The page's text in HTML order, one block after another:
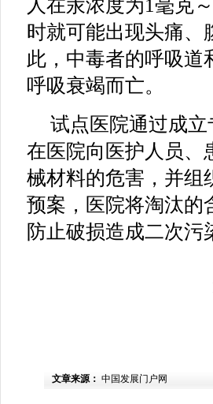
人在汞浓度为1毫克
时就可能出现头痛、
此，中毒者的呼吸道
呼吸衰竭而亡。
试点医院通过成
在医院向医护人员、
械材料的危害，并组
预案，医院将淘汰的
防止破损造成二次污
文章来源： 中国发展门户网